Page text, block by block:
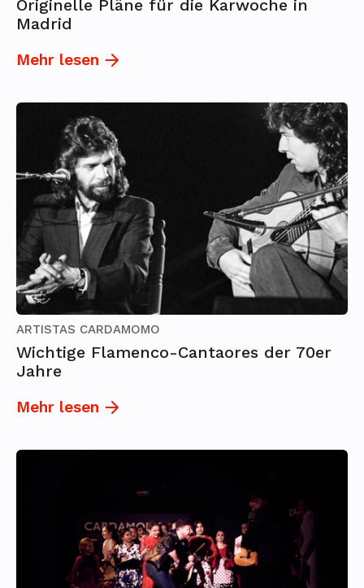
Originelle Pläne für die Karwoche in
Madrid
Mehr lesen
ARTISTAS CARDAMOMO
Wichtige Flamenco-Cantaores der 70er
Jahre
Mehr lesen